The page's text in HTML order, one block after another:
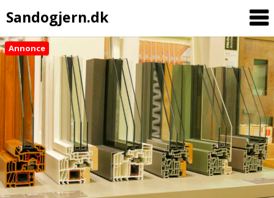
Sandogjern.dk
Skip
content
Annonce